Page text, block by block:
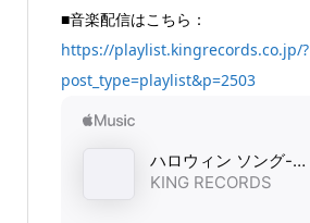
■音楽配信はこちら：
https://playlist.kingrecords.co.jp/?
post_type=playlist&p=2503